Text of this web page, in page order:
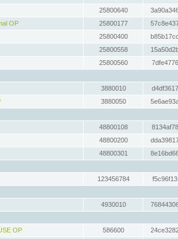
25800640
OP
25800177
25800400
25800558
25800560
3880010
3880050
48800108
48800200
48800301
123456784
4930010
OP
586600